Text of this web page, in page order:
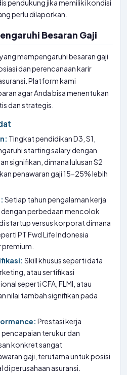
pendukung jika memiliki kondisi
perlu dilaporkan.
Besaran Gaji
mempengaruhi besaran gaji
dan perencanaan karir
Platform kami
agar Anda bisa menentukan
dan strategis.
Tingkat pendidikan D3, S1,
starting salary dengan
signifikan, dimana lulusan S2
penawaran gaji 15-25% lebih
Setiap tahun pengalaman kerja
dengan perbedaan mencolok
startup versus korporat dimana
PT Fwd Life Indonesia
Skill khusus seperti data
atau sertifikasi
seperti CFA, FLMI, atau
nilai tambah signifikan pada
Prestasi kerja
terukur dan
konkret sangat
gaji, terutama untuk posisi
perusahaan asuransi.